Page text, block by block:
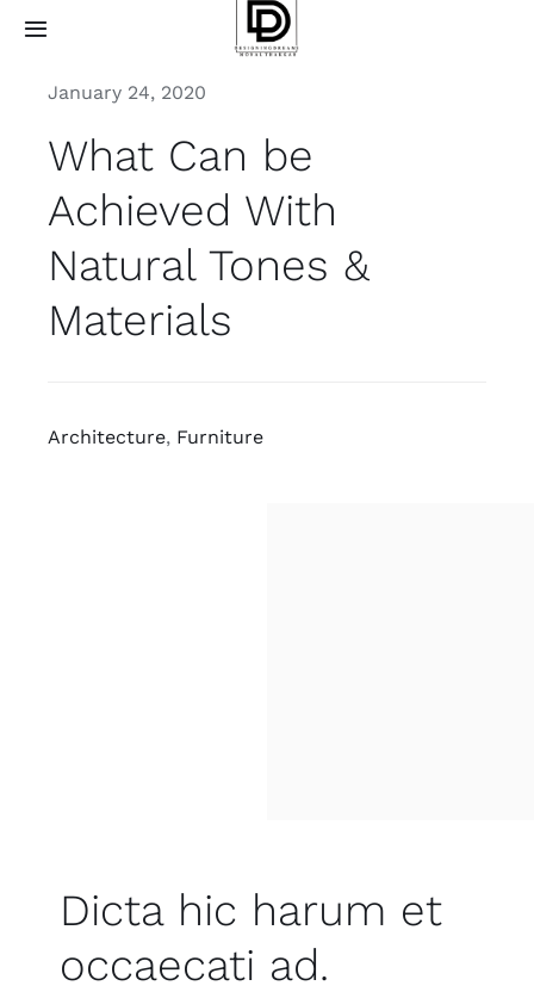
content
Toggle
About
Projects
Services
January 24, 2020
What Can be
Achieved With
Natural Tones &
Materials
Architecture, Furniture
Dicta hic harum et
occaecati ad.